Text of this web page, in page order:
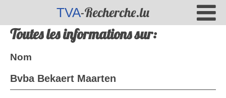
TVA-Recherche.lu
Toutes les informations sur:
Nom
Bvba Bekaert Maarten